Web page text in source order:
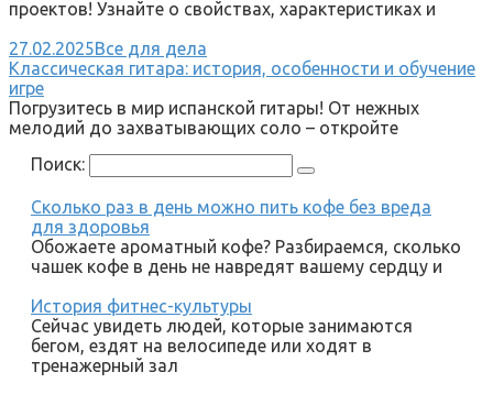
проектов! Узнайте о свойствах, характеристиках и
27.02.2025Все для дела
Классическая гитара: история, особенности и обучение
игре
Погрузитесь в мир испанской гитары! От нежных
мелодий до захватывающих соло – откройте
Поиск:
Сколько раз в день можно пить кофе без вреда
для здоровья
Обожаете ароматный кофе? Разбираемся, сколько
чашек кофе в день не навредят вашему сердцу и
История фитнес-культуры
Сейчас увидеть людей, которые занимаются
бегом, ездят на велосипеде или ходят в
тренажерный зал